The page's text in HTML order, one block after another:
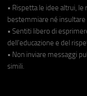
• Rispetta le idee altrui, le
bestemmiare né
• Sentiti libero di
dell'educazione e del
• Non inviare messaggi
simili.